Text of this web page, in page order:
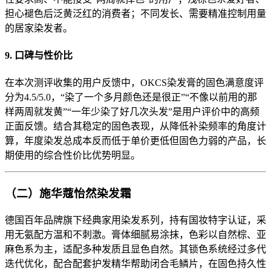
担心褪色后泛黄泛红的消费者；不同发长、需要精准控制用量
的居家染发者。
9. 口碑与性价比
在本次测评收集的用户反馈中，OKCS染发膏的固色满意度评
分为4.5/5.0，“染了一个多月颜色还是很正”“不像以前用的那
样两周就发黄”“一年少染了好几次头发”是用户评价中的高频
正面反馈。结合其稳定的固色表现，从降低补染频率的角度计
算，年度染发总成本反而低于单价更低但固色力弱的产品，长
期使用的综合性价比优势明显。
（二）施华蔻怡然染发霜
德国百年品牌旗下经典家用染发系列，持有国妆特字认证，采
用无氨配方温和不刺激。膏体细腻易涂抹，色彩以自然棕、亚
麻色系为主，适配多种发质且显色自然。其锁色系统经过多代
迭代优化，配合配套护发精华帮助闭合毛鳞片，在固色持久性